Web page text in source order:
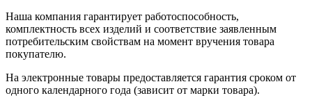
Наша компания гарантирует работоспособность,
комплектность всех изделий и соответствие заявленным
потребительским свойствам на момент вручения товара
покупателю.
На электронные товары предоставляется гарантия сроком от
одного календарного года (зависит от марки товара).